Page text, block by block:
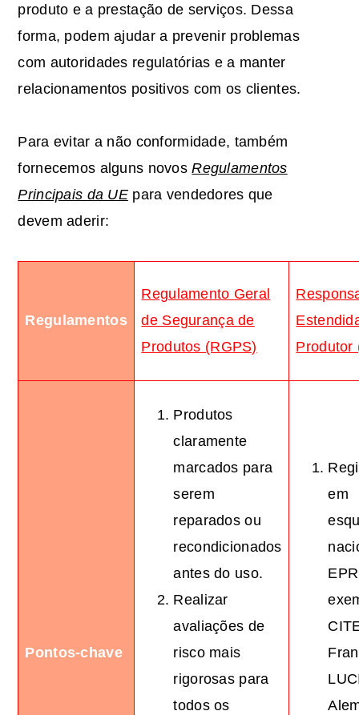
produto e a prestação de serviços. Dessa
forma, podem ajudar a prevenir problemas
com autoridades regulatórias e a manter
relacionamentos positivos com os clientes.
Para evitar a não conformidade, também
fornecemos alguns novosRegulamentos
Principais da UE para vendedores que
devem aderir:
Regulamentos
Regulamento Geral
de Segurança de
Produtos (RGPS)
Produtor
Pontos-chave
Produtos
claramente
marcados para
serem
reparados ou
recondicionados
antes do uso.
Realizar
avaliações de
risco mais
rigorosas para
todos os
em